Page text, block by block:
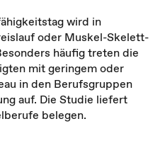
wird in
oder Muskel-Skelett-
häufig treten die
mit geringem oder
in den Berufsgruppen
auf. Die Studie liefert
belegen.